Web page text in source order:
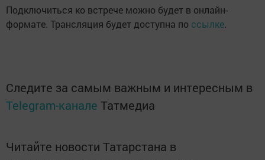
Подключиться ко встрече можно будет в онлайн-
формате. Трансляция будет доступна по ссылке.
Следите за самым важным и интересным в
Telegram-канале Татмедиа
Читайте новости Татарстана в